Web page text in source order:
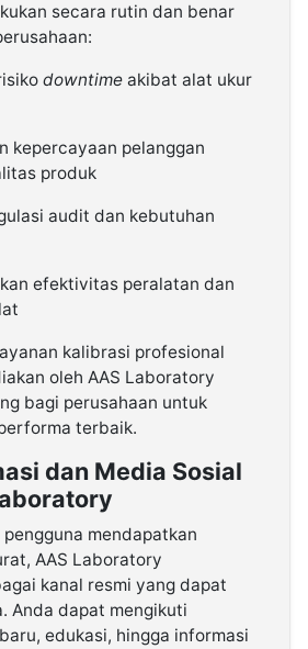
secara rutin dan benar
downtime akibat alat ukur
kepercayaan pelanggan
produk
audit dan kebutuhan
efektivitas peralatan dan
kalibrasi profesional
oleh AAS Laboratory
bagi perusahaan untuk
terbaik.
dan Media Sosial
mendapatkan
AAS Laboratory
kanal resmi yang dapat
Anda dapat mengikuti
edukasi, hingga informasi